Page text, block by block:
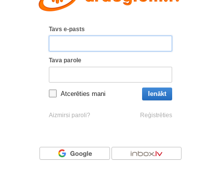
Tavs e-pasts
Tava parole
Atcerēties mani Ienākt
Aizmirsi paroli? Reģistrēties